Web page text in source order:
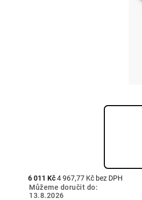
6 011 Kč4 967,77 Kč bez DPH
Můžeme doručit do:
13.8.2026